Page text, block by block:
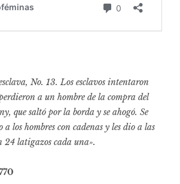
No. 13. Los esclavos intentaron
a un hombre de la compra del
que saltó por la borda y se ahogó. Se
los hombres con cadenas y les dio a las
24 latigazos cada una».